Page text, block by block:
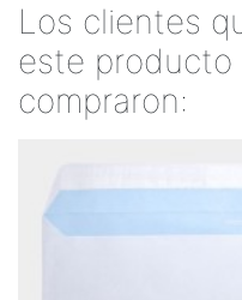
Los clientes
este producto
compraron: